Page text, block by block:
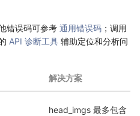
错误码可参考 通用错误码 ；调用
API 诊断工具 辅助定位和分析问
解决方案
head_imgs 最多包含